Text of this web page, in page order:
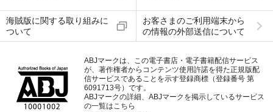
海賊版に関する取り組みに
ついて
お客さまのご利用端末から
の情報の外部送信について
ABJマークは、この電子書店・電子書籍配信サービス
が、著作権者からコンテンツ使用許諾を得た正規版配
信サービスであることを示す登録商標（登録番号 第
6091713号）です。
ABJマークの詳細、ABJマークを掲示しているサービス
の一覧はこちら